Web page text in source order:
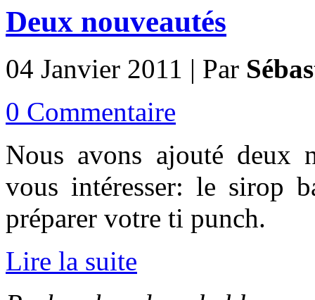
Deux nouveautés
04 Janvier 2011 | Par
0 Commentaire
Nous avons ajouté deux
vous intéresser: le sirop
préparer votre ti punch.
Lire la suite